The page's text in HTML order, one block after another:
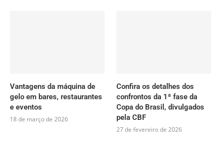
Vantagens da máquina de
gelo em bares, restaurantes
e eventos
18 de março de 2026
Confira os detalhes dos
confrontos da 1ª fase da
Copa do Brasil, divulgados
pela CBF
27 de fevereiro de 2026